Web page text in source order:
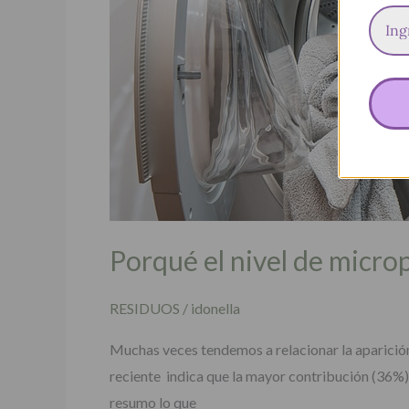
Porqué el nivel de
RESIDUOS / idonella
Muchas veces tendemos a relacionar la
reciente indica que la mayor contribución
resumo lo que
fuera
control